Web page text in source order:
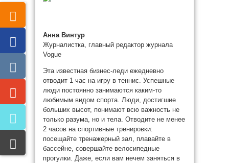
Анна Винтур
Журналистка, главный редактор журнала
Vogue
Эта известная бизнес-леди ежедневно
отводит 1 час на игру в теннис. Успешные
люди постоянно занимаются каким-то
любимым видом спорта. Люди, достигшие
больших высот, понимают всю важность не
только разума, но и тела. Отводите не менее
2 часов на спортивные тренировки:
посещайте тренажерный зал, плавайте в
бассейне, совершайте велосипедные
прогулки. Даже, если вам нечем заняться в